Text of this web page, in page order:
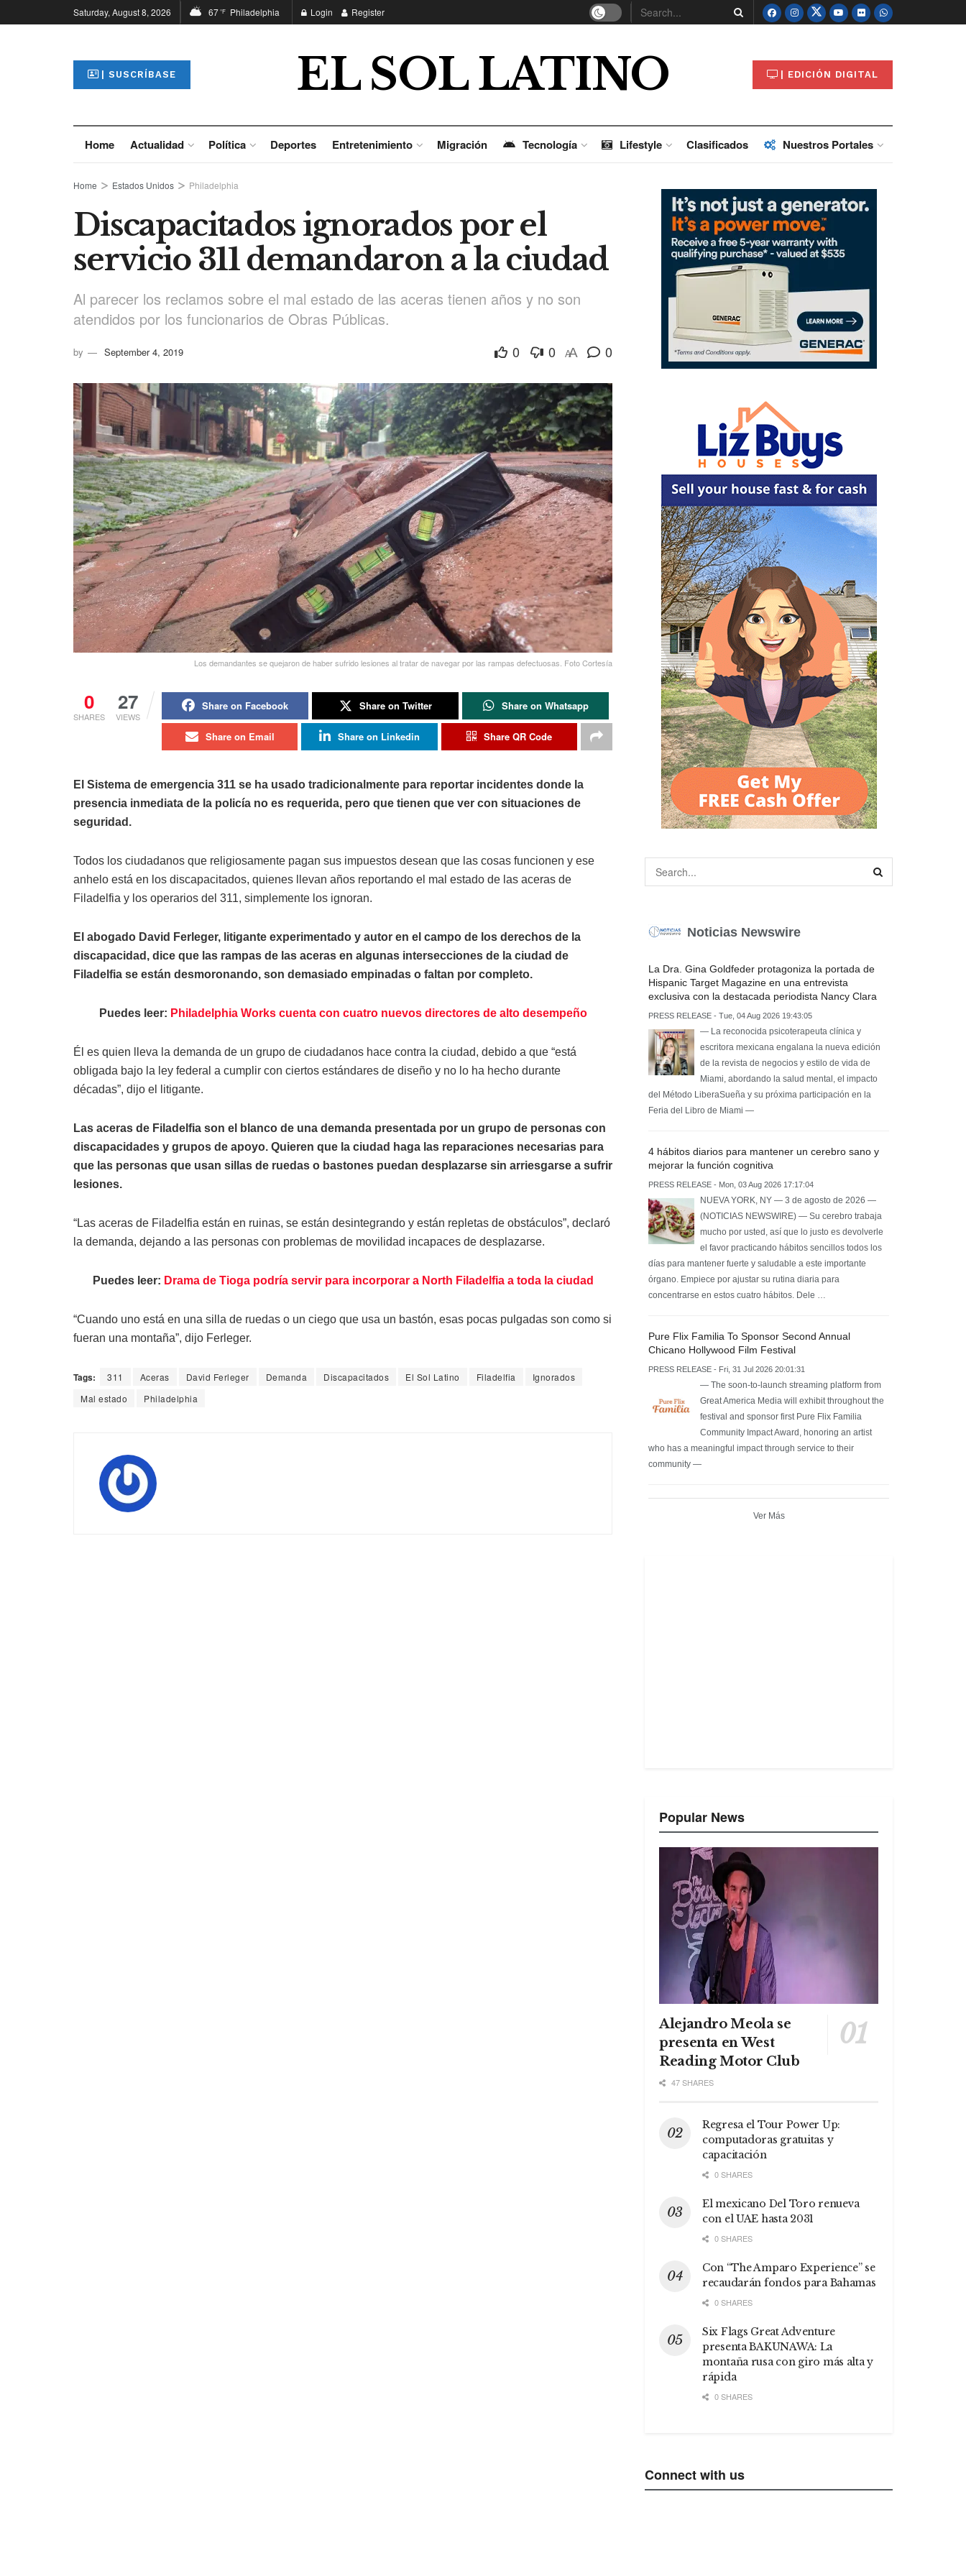
Saturday, August 8, 2026 67°F Philadelphia Login Register
| SUSCRÍBASE EL SOL LATINO | EDICIÓN DIGITAL
Home Actualidad Política Deportes Entretenimiento Migración Tecnología Lifestyle Clasificados Nuestros Portales
Home Estados Unidos Philadelphia
Discapacitados ignorados por el
servicio 311 demandaron a la ciudad
Al parecer los reclamos sobre el mal estado de las aceras tienen años y no son
atendidos por los funcionarios de Obras Públicas.
by September 4, 2019 0 0 AA 0
Los demandantes se quejaron de haber sufrido lesiones al tratar de navegar por las rampas defectuosas. Foto Cortesía
0
SHARES
27
VIEWS
Share on Facebook Share on Twitter Share on Whatsapp
Share on Email Share on Linkedin Share QR Code
El Sistema de emergencia 311 se ha usado tradicionalmente para reportar incidentes donde la
presencia inmediata de la policía no es requerida, pero que tienen que ver con situaciones de
seguridad.
Todos los ciudadanos que religiosamente pagan sus impuestos desean que las cosas funcionen y ese
anhelo está en los discapacitados, quienes llevan años reportando el mal estado de las aceras de
Filadelfia y los operarios del 311, simplemente los ignoran.
El abogado David Ferleger, litigante experimentado y autor en el campo de los derechos de la
discapacidad, dice que las rampas de las aceras en algunas intersecciones de la ciudad de
Filadelfia se están desmoronando, son demasiado empinadas o faltan por completo.
Puedes leer: Philadelphia Works cuenta con cuatro nuevos directores de alto desempeño
Él es quien lleva la demanda de un grupo de ciudadanos hace contra la ciudad, debido a que “está
obligada bajo la ley federal a cumplir con ciertos estándares de diseño y no lo ha hecho durante
décadas”, dijo el litigante.
Las aceras de Filadelfia son el blanco de una demanda presentada por un grupo de personas con
discapacidades y grupos de apoyo. Quieren que la ciudad haga las reparaciones necesarias para
que las personas que usan sillas de ruedas o bastones puedan desplazarse sin arriesgarse a sufrir
lesiones.
“Las aceras de Filadelfia están en ruinas, se están desintegrando y están repletas de obstáculos”, declaró
la demanda, dejando a las personas con problemas de movilidad incapaces de desplazarse.
Puedes leer: Drama de Tioga podría servir para incorporar a North Filadelfia a toda la ciudad
“Cuando uno está en una silla de ruedas o un ciego que usa un bastón, esas pocas pulgadas son como si
fueran una montaña”, dijo Ferleger.
Tags: 311 Aceras David Ferleger Demanda Discapacitados El Sol Latino Filadelfia
Ignorados
Mal estado
Philadelphia
Noticias Newswire
La Dra. Gina Goldfeder protagoniza la portada de
Hispanic Target Magazine en una entrevista
exclusiva con la destacada periodista Nancy Clara
PRESS RELEASE - Tue, 04 Aug 2026 19:43:05
— La reconocida psicoterapeuta clínica y
escritora mexicana engalana la nueva edición
de la revista de negocios y estilo de vida de
Miami, abordando la salud mental, el impacto
del Método LiberaSueña y su próxima participación en la
Feria del Libro de Miami —
4 hábitos diarios para mantener un cerebro sano y
mejorar la función cognitiva
PRESS RELEASE - Mon, 03 Aug 2026 17:17:04
NUEVA YORK, NY — 3 de agosto de 2026 —
(NOTICIAS NEWSWIRE) — Su cerebro trabaja
mucho por usted, así que lo justo es devolverle
el favor practicando hábitos sencillos todos los
días para mantener fuerte y saludable a este importante
órgano. Empiece por ajustar su rutina diaria para
concentrarse en estos cuatro hábitos. Dele …
Pure Flix Familia To Sponsor Second Annual
Chicano Hollywood Film Festival
PRESS RELEASE - Fri, 31 Jul 2026 20:01:31
— The soon-to-launch streaming platform from
Great America Media will exhibit throughout the
festival and sponsor first Pure Flix Familia
Community Impact Award, honoring an artist
who has a meaningful impact through service to their
community —
Ver Más
Popular News
Alejandro Meola se
presenta en West
Reading Motor Club
47 SHARES
Regresa el Tour Power Up:
computadoras gratuitas y
capacitación
0 SHARES
El mexicano Del Toro renueva
con el UAE hasta 2031
0 SHARES
Con “The Amparo Experience” se
recaudarán fondos para Bahamas
0 SHARES
Six Flags Great Adventure
presenta BAKUNAWA: La
montaña rusa con giro más alta y
rápida
0 SHARES
Connect with us